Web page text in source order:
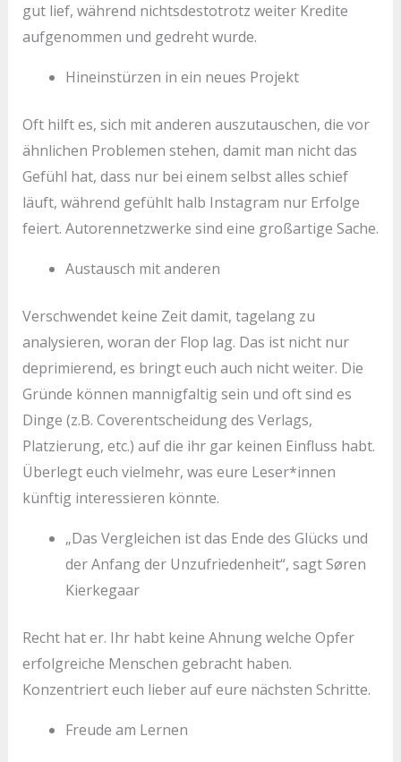
gut lief, während nichtsdestotrotz weiter Kredite
aufgenommen und gedreht wurde.
Hineinstürzen in ein neues Projekt
Oft hilft es, sich mit anderen auszutauschen, die vor
ähnlichen Problemen stehen, damit man nicht das
Gefühl hat, dass nur bei einem selbst alles schief
läuft, während gefühlt halb Instagram nur Erfolge
feiert. Autorennetzwerke sind eine großartige Sache.
Austausch mit anderen
Verschwendet keine Zeit damit, tagelang zu
analysieren, woran der Flop lag. Das ist nicht nur
deprimierend, es bringt euch auch nicht weiter. Die
Gründe können mannigfaltig sein und oft sind es
Dinge (z.B. Coverentscheidung des Verlags,
Platzierung, etc.) auf die ihr gar keinen Einfluss habt.
Überlegt euch vielmehr, was eure Leser*innen
künftig interessieren könnte.
„Das Vergleichen ist das Ende des Glücks und
der Anfang der Unzufriedenheit“, sagt Søren
Kierkegaar
Recht hat er. Ihr habt keine Ahnung welche Opfer
erfolgreiche Menschen gebracht haben.
Konzentriert euch lieber auf eure nächsten Schritte.
Freude am Lernen